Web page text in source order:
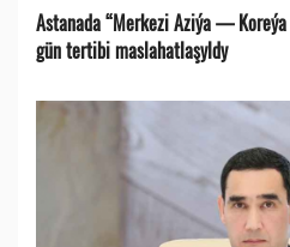
Astanada “Merkezi Aziýa —
gün tertibi maslahatlaşyldy